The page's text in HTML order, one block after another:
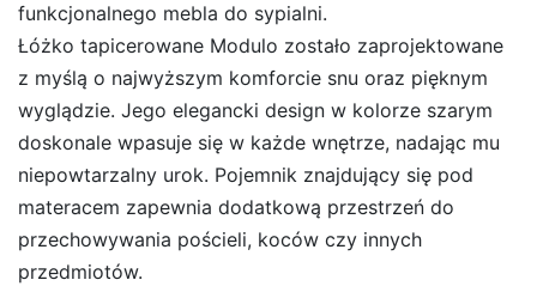
funkcjonalnego mebla do sypialni.
Łóżko tapicerowane Modulo zostało zaprojektowane
z myślą o najwyższym komforcie snu oraz pięknym
wyglądzie. Jego elegancki design w kolorze szarym
doskonale wpasuje się w każde wnętrze, nadając mu
niepowtarzalny urok. Pojemnik znajdujący się pod
materacem zapewnia dodatkową przestrzeń do
przechowywania pościeli, koców czy innych
przedmiotów.